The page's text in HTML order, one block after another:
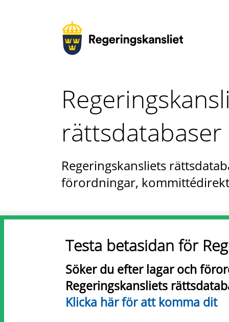
rättsdatabaser
Regeringskansliets
förordningar,
Testa betasidan för
Söker du efter lagar och
Regeringskansliets
Klicka här för att komma dit